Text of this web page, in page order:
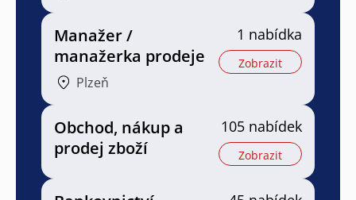
Manažer /
manažerka prodeje
Plzeň
1 nabídka
Zobrazit
Obchod, nákup a
prodej zboží
105 nabídek
Zobrazit